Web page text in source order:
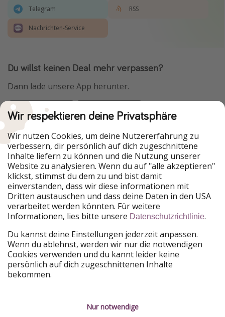
Telegram RSS
Nachrichten-Service
Du willst keinen Deal mehr verpassen?
Dann lade unsere App herunter.
Urlaubspiraten ist Teil der HolidayPirates Group
Unsere Märkte
PiratinViaggio
HolidayPirates
VakantiePiraten
WakacyjniPiraci
VoyagesPirates
Ferienpiraten
Urlaubspiraten
ViajerosPiratas
TravelPirates
HolidayPirates Group
Lerne uns kennen
Über uns
Rechtliches
Wir respektieren deine Privatsphäre
Wir nutzen Cookies, um deine Nutzererfahrung zu
verbessern, dir persönlich auf dich zugeschnittene
Inhalte liefern zu können und die Nutzung unserer
Website zu analysieren. Wenn du auf "alle akzeptieren"
klickst, stimmst du dem zu und bist damit
einverstanden, dass wir diese informationen mit
Dritten austauschen und dass deine Daten in den USA
verarbeitet werden könnten. Für weitere
Informationen, lies bitte unsere Datenschutzrichtlinie.
Du kannst deine Einstellungen jederzeit anpassen.
Wenn du ablehnst, werden wir nur die notwendigen
Cookies verwenden und du kannt leider keine
persönlich auf dich zugeschnittenen Inhalte
bekommen.
Nur notwendige